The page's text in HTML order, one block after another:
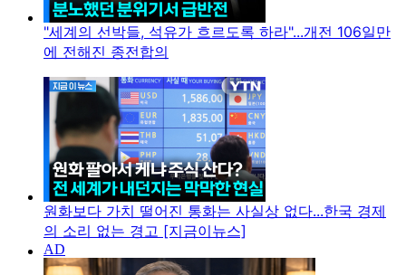
"세계의 선박들, 석유가 흐르도록 하라"...개전 106일만
에 전해진 종전합의
원화보다 가치 떨어진 통화는 사실상 없다...한국 경제
의 소리 없는 경고 [지금이뉴스]